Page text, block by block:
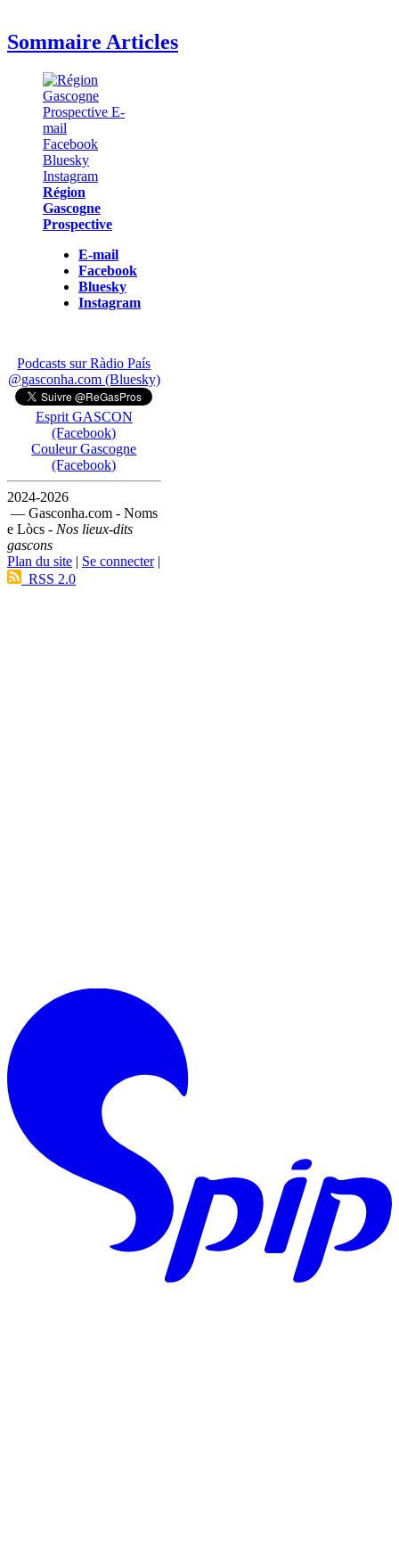
Sommaire Articles
Région
Gascogne
Prospective
E-mail
Facebook
Bluesky
Instagram
Podcasts sur Ràdio País
@gasconha.com (Bluesky)
Esprit GASCON
(Facebook)
Couleur Gascogne
(Facebook)
2024-2026
— Gasconha.com - Noms
e Lòcs - Nos lieux-dits
gascons
Plan du site | Se connecter|
RSS 2.0